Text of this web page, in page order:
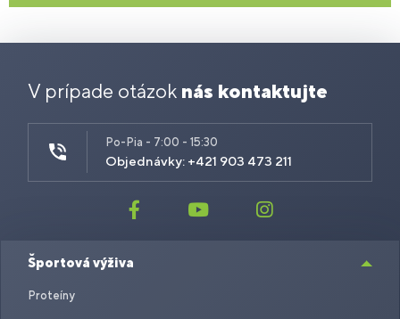
V prípade otázok nás kontaktujte
Po-Pia - 7:00 - 15:30
Objednávky: +421 903 473 211
Športová výživa
Proteíny